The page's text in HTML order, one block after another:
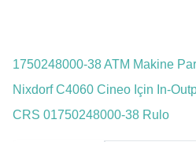
1750248000-38 ATM Makine
Nixdorf C4060 Cineo Için In-
CRS 01750248000-38 Rulo